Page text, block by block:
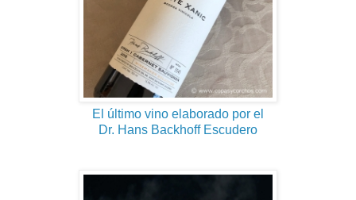
El último vino elaborado por el
Dr. Hans Backhoff Escudero